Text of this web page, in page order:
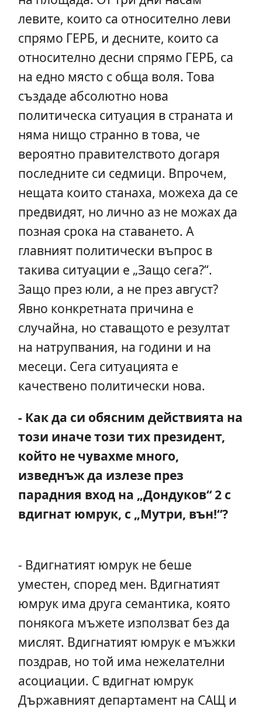
левите, които са относително леви
спрямо ГЕРБ, и десните, които са
относително десни спрямо ГЕРБ, са
на едно място с обща воля. Това
създаде абсолютно нова
политическа ситуация в страната и
няма нищо странно в това, че
вероятно правителството догаря
последните си седмици. Впрочем,
нещата които станаха, можеха да се
предвидят, но лично аз не можах да
позная срока на ставането. А
главният политически въпрос в
такива ситуации е „Защо сега?“.
Защо през юли, а не през август?
Явно конкретната причина е
случайна, но ставащото е резултат
на натрупвания, на години и на
месеци. Сега ситуацията е
качествено политически нова.
- Как да си обясним действията на
този иначе този тих президент,
който не чувахме много,
изведнъж да излезе през
парадния вход на „Дондуков“ 2 с
вдигнат юмрук, с „Мутри, вън!“?
- Вдигнатият юмрук не беше
уместен, според мен. Вдигнатият
юмрук има друга семантика, която
понякога мъжете използват без да
мислят. Вдигнатият юмрук е мъжки
поздрав, но той има нежелателни
асоциации. С вдигнат юмрук
Държавният департамент на САЩ и